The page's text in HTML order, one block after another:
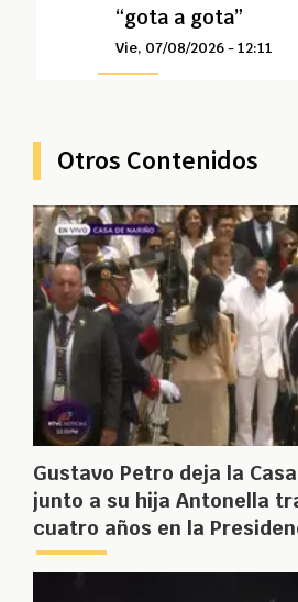
“gota a gota”
Vie, 07/08/2026 - 12:11
Otros Contenidos
Gustavo Petro deja la
junto a su hija Antonella
cuatro años en la